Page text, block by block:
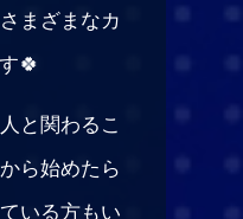
まざまなカ
🍀
と関わるこ
ら始めたら
いる方もい